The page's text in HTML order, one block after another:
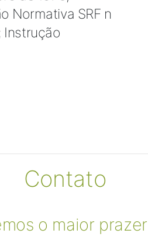
Normativa SRF n
Instrução
Contato
o maior